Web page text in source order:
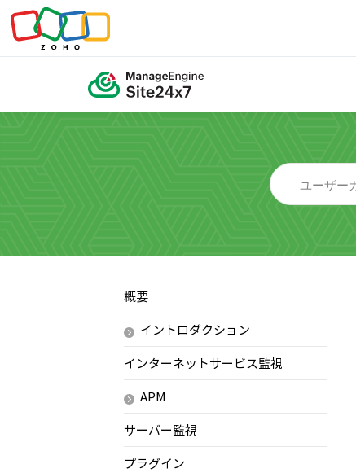
概要
イントロダクション
インターネットサービス監視
APM
サーバー監視
プラグイン